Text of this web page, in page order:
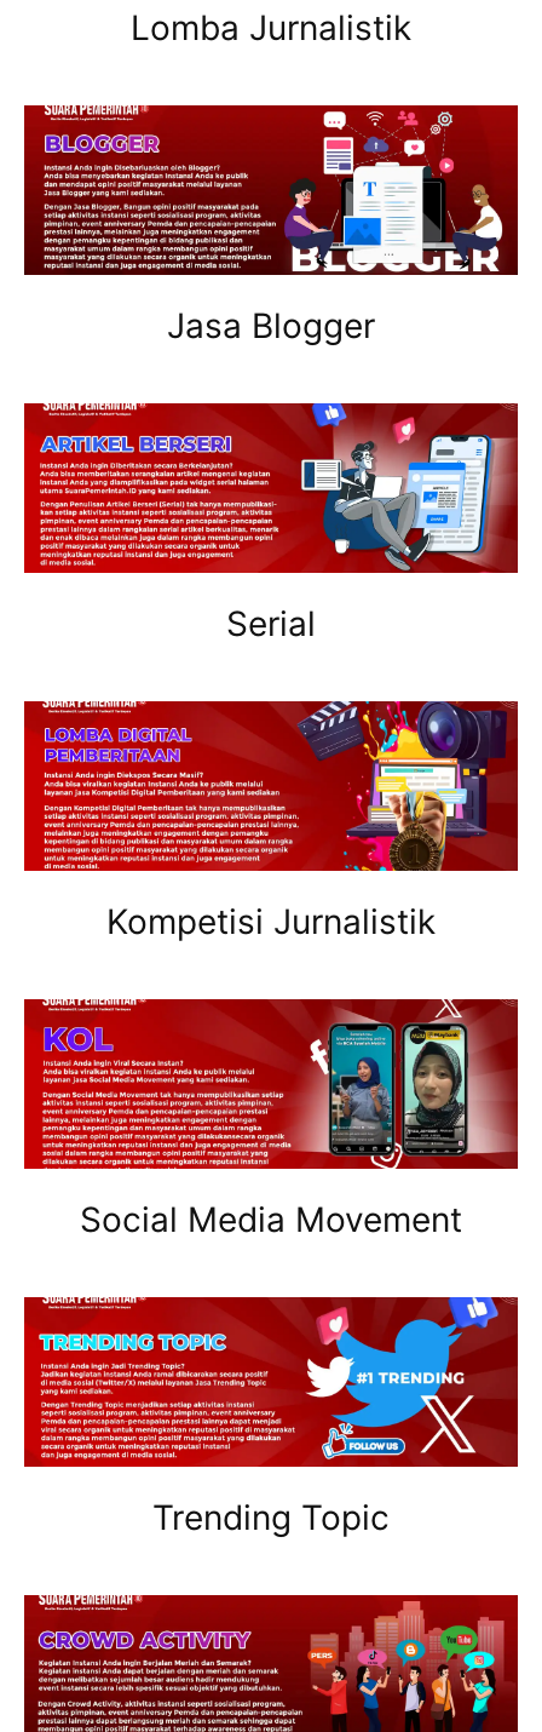
Lomba Jurnalistik
Jasa Blogger
Serial
Kompetisi Jurnalistik
Social Media Movement
Trending Topic